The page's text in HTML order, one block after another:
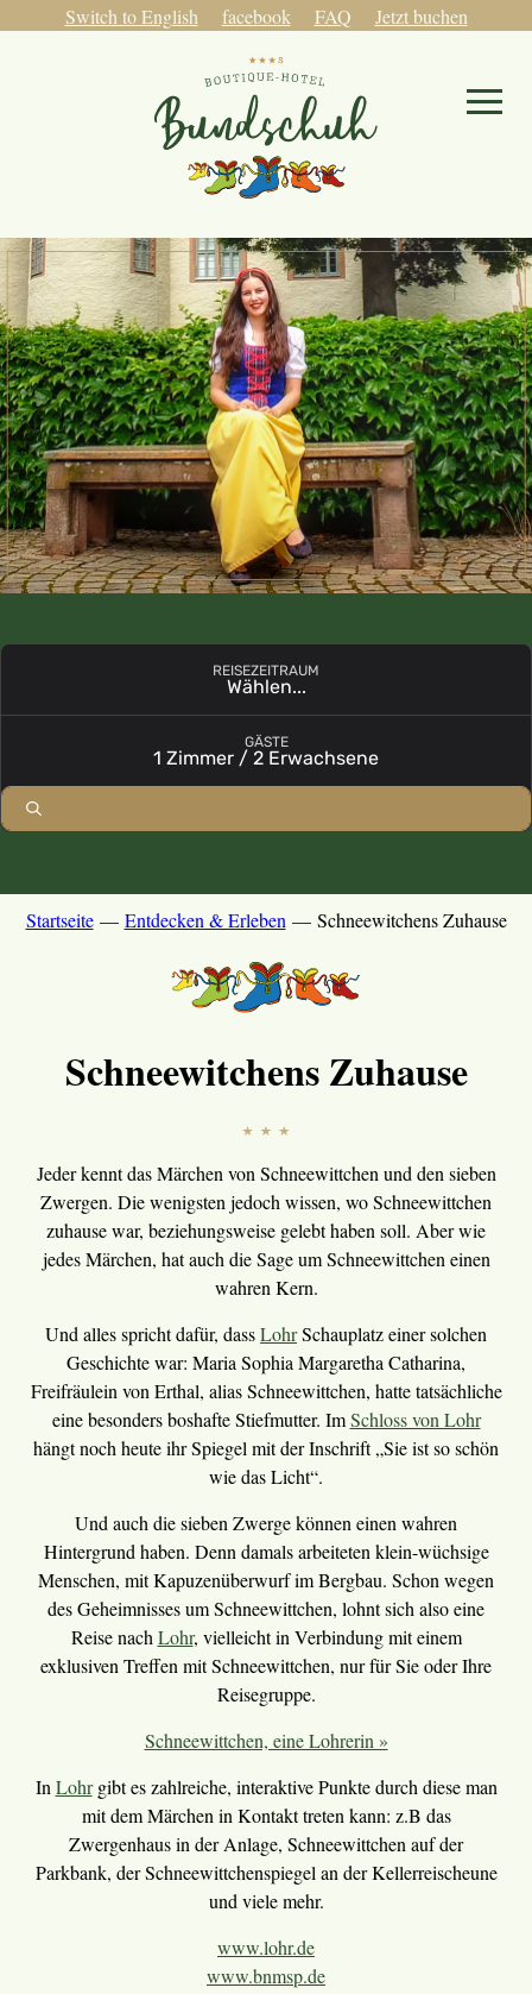
Switch to English facebook FAQ Jetzt buchen
REISEZEITRAUM
Wählen...
GÄSTE
1 Zimmer / 2 Erwachsene
Buchungsmodul mit ausgewählten Parametern öffnen
Startseite — Entdecken & Erleben — Schneewitchens Zuhause
Schneewitchens Zuhause
Jeder kennt das Märchen von Schneewittchen und den sieben
Zwergen. Die wenigsten jedoch wissen, wo Schneewittchen
zuhause war, beziehungsweise gelebt haben soll. Aber wie
jedes Märchen, hat auch die Sage um Schneewittchen einen
wahren Kern.
Und alles spricht dafür, dassLohrSchauplatz einer solchen
Geschichte war: Maria Sophia Margaretha Catharina,
Freifräulein von Erthal, alias Schneewittchen, hatte tatsächliche
eine besonders boshafte Stiefmutter. ImSchloss von Lohr
hängt noch heute ihr Spiegel mit der Inschrift „Sie ist so schön
wie das Licht“.
Und auch die sieben Zwerge können einen wahren
Hintergrund haben. Denn damals arbeiteten klein-wüchsige
Menschen, mit Kapuzenüberwurf im Bergbau. Schon wegen
des Geheimnisses um Schneewittchen, lohnt sich also eine
Reise nachLohr, vielleicht in Verbindung mit einem
exklusiven Treffen mit Schneewittchen, nur für Sie oder Ihre
Reisegruppe.
Schneewittchen, eine Lohrerin »
InLohrgibt es zahlreiche, interaktive Punkte durch diese man
mit dem Märchen in Kontakt treten kann: z.B das
Zwergenhaus in der Anlage, Schneewittchen auf der
Parkbank, der Schneewittchenspiegel an der Kellerreischeune
und viele mehr.
www.lohr.de
www.bnmsp.de